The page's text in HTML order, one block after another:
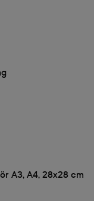
A3, A4, 28x28 cm